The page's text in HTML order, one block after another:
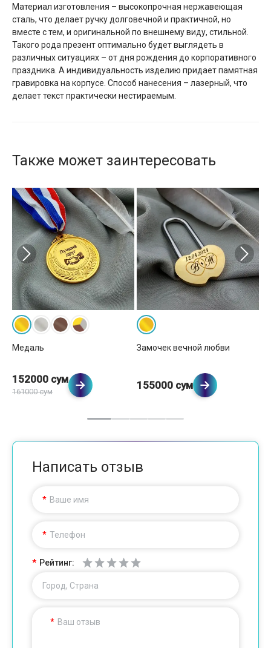
Материал изготовления – высокопрочная нержавеющая
сталь, что делает ручку долговечной и практичной, но
вместе с тем, и оригинальной по внешнему виду, стильной.
Такого рода презент оптимально будет выглядеть в
различных ситуациях – от дня рождения до корпоративного
праздника. А индивидуальность изделию придает памятная
гравировка на корпусе. Способ нанесения – лазерный, что
делает текст практически нестираемым.
Также может заинтересовать
Медаль
152000 сум
161000 сум
Замочек вечной любви
155000 сум
Написать отзыв
Ваше имя
Телефон
Рейтинг:
Город, Страна
Ваш отзыв